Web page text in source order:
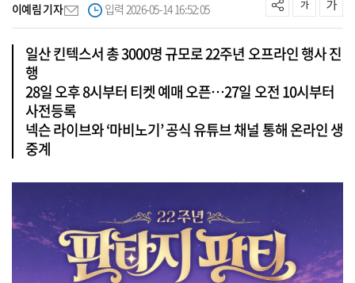
이예림 기자 입력 2026-05-14 16:52:05
일산 킨텍스서 총 3000명 규모로 22주년 오프라인 행사 진
행
28일 오후 8시부터 티켓 예매 오픈…27일 오전 10시부터
사전등록
넥슨 라이브와 ‘마비노기’ 공식 유튜브 채널 통해 온라인 생
중계